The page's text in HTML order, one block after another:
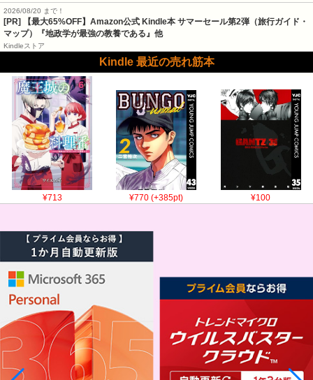
2026/08/20 まで！
[PR]
【最大65%OFF】Amazon公式 Kindle本 サマーセール第2弾（旅行ガイド・
マップ）『地政学が最強の教養である』他
Kindleストア
Kindle 最近の売れ筋本
¥713 ¥770 (+385pt) ¥100